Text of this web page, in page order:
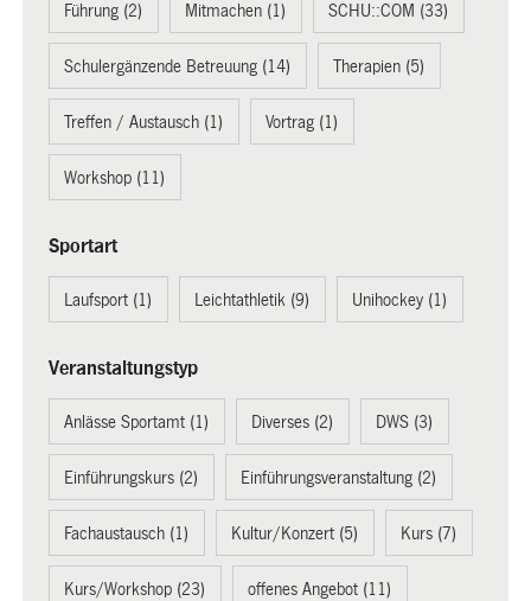
Führung (2) Mitmachen (1) SCHU::COM (33)
Schulergänzende Betreuung (14) Therapien (5)
Treffen / Austausch (1) Vortrag (1)
Workshop (11)
Sportart
Laufsport (1) Leichtathletik (9) Unihockey (1)
Veranstaltungstyp
Anlässe Sportamt (1) Diverses (2) DWS (3)
Einführungskurs (2) Einführungsveranstaltung (2)
Fachaustausch (1) Kultur/Konzert (5) Kurs (7)
Kurs/Workshop (23) offenes Angebot (11)